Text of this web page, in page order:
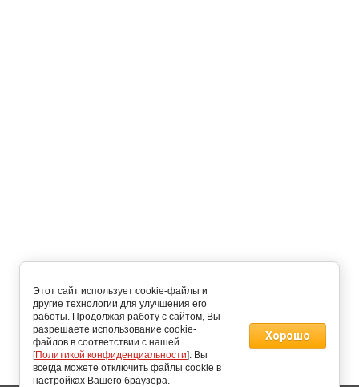
Этот сайт использует cookie-файлы и
другие технологии для улучшения его
работы. Продолжая работу с сайтом, Вы
разрешаете использование cookie-
файлов в соответствии с нашей
[Политикой конфиденциальности]. Вы
всегда можете отключить файлы cookie в
настройках Вашего браузера.
Хорошо